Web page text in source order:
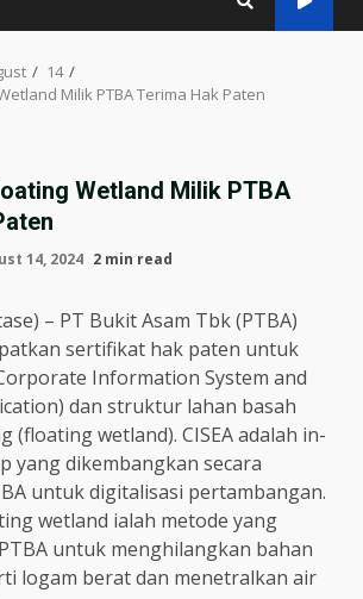
14
Milik PTBA Terima Hak Paten
Wetland Milik PTBA
14, 2024 2 min read
– PT Bukit Asam Tbk (PTBA)
sertifikat hak paten untuk
Information System and
dan struktur lahan basah
(floating wetland). CISEA adalah in-
yang dikembangkan secara
untuk digitalisasi pertambangan.
wetland ialah metode yang
untuk menghilangkan bahan
logam berat dan menetralkan air